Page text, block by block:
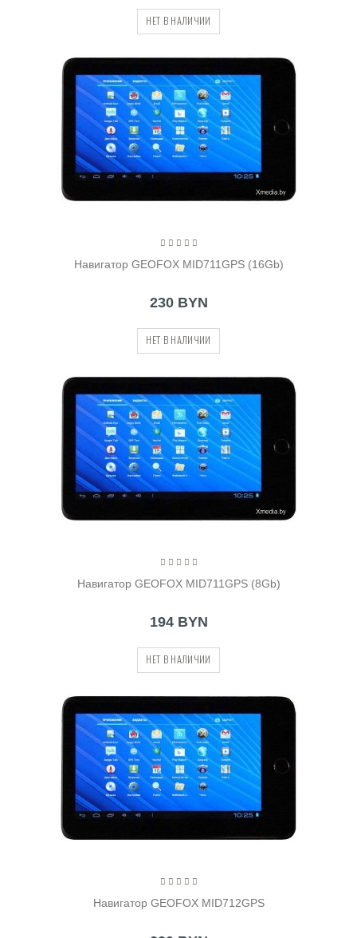
НЕТ В НАЛИЧИИ
Навигатор GEOFOX MID711GPS (16Gb)
230 BYN
НЕТ В НАЛИЧИИ
Навигатор GEOFOX MID711GPS (8Gb)
194 BYN
НЕТ В НАЛИЧИИ
Навигатор GEOFOX MID712GPS